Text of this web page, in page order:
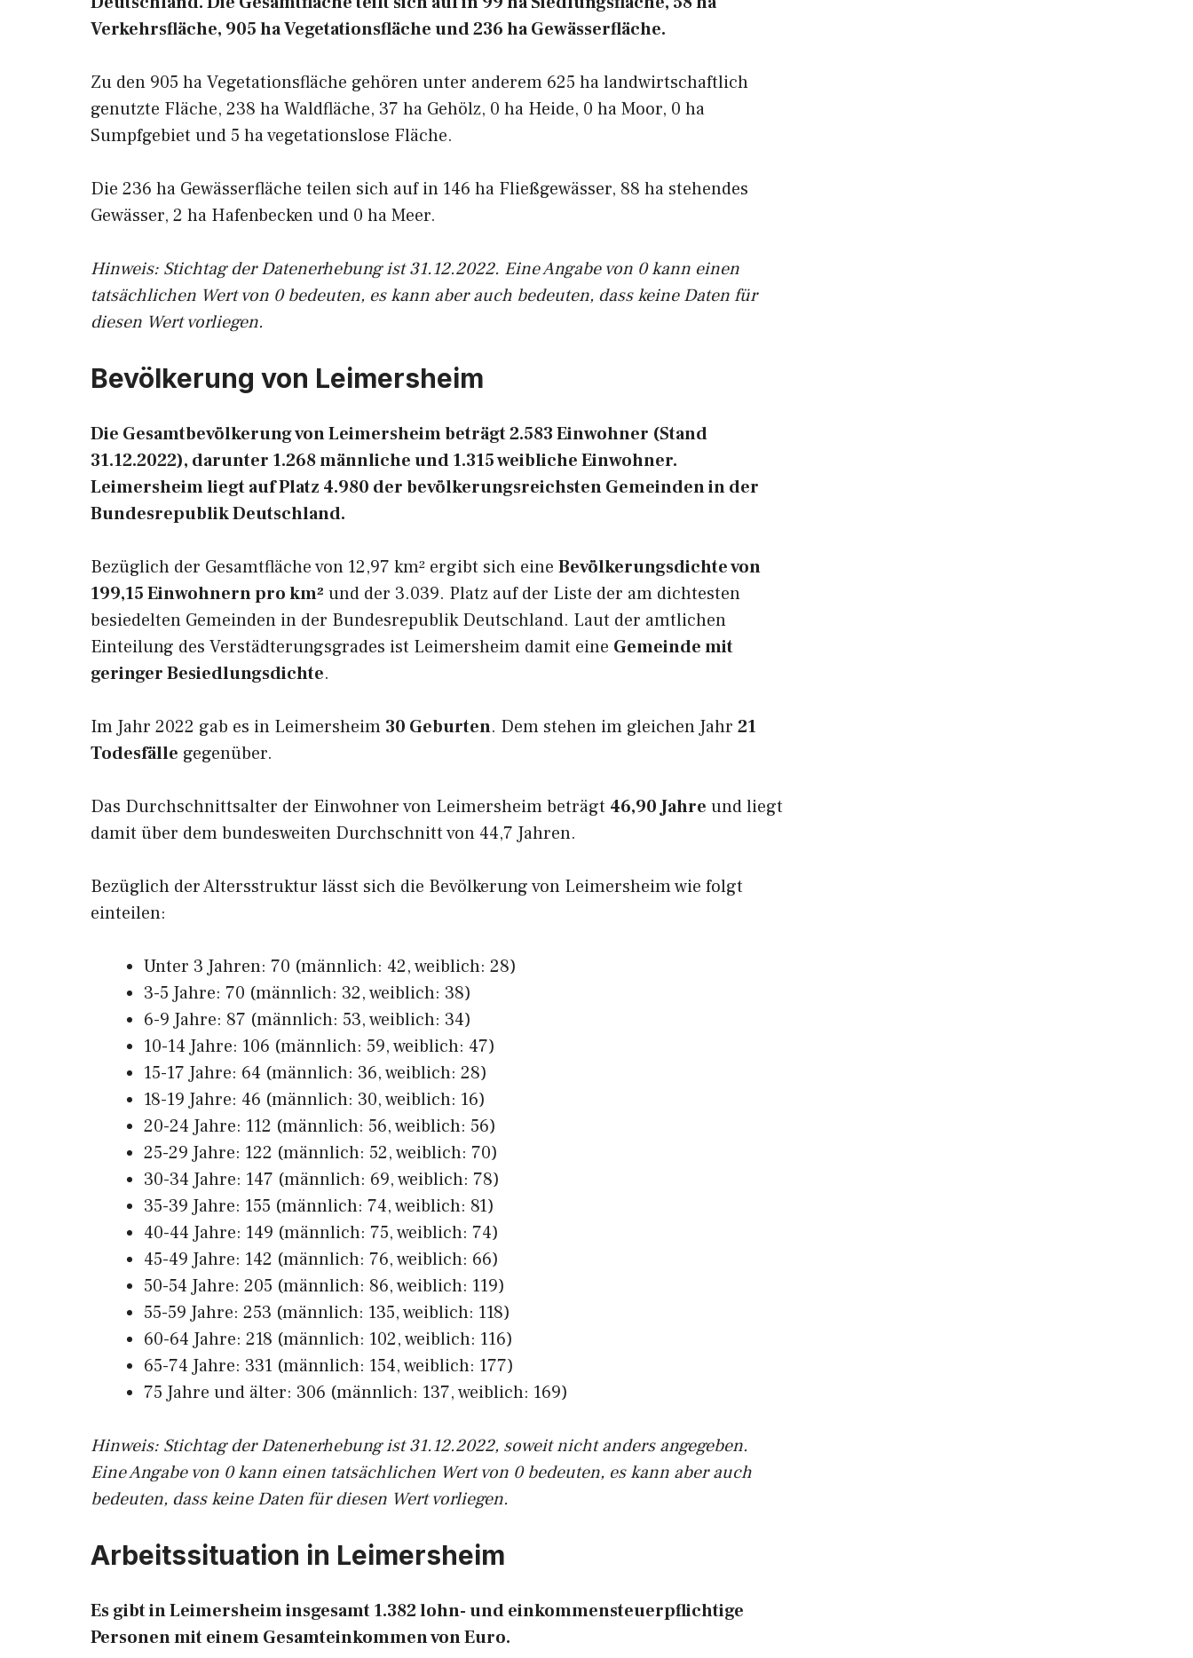
Verkehrsfläche, 905 ha Vegetationsfläche und 236 ha Gewässerfläche.
Zu den 905 ha Vegetationsfläche gehören unter anderem 625 ha landwirtschaftlich
genutzte Fläche, 238 ha Waldfläche, 37 ha Gehölz, 0 ha Heide, 0 ha Moor, 0 ha
Sumpfgebiet und 5 ha vegetationslose Fläche.
Die 236 ha Gewässerfläche teilen sich auf in 146 ha Fließgewässer, 88 ha stehendes
Gewässer, 2 ha Hafenbecken und 0 ha Meer.
Hinweis: Stichtag der Datenerhebung ist 31.12.2022. Eine Angabe von 0 kann einen
tatsächlichen Wert von 0 bedeuten, es kann aber auch bedeuten, dass keine Daten für
diesen Wert vorliegen.
Bevölkerung von Leimersheim
Die Gesamtbevölkerung von Leimersheim beträgt 2.583 Einwohner (Stand
31.12.2022), darunter 1.268 männliche und 1.315 weibliche Einwohner.
Leimersheim liegt auf Platz 4.980 der bevölkerungsreichsten Gemeinden in der
Bundesrepublik Deutschland.
Bezüglich der Gesamtfläche von 12,97 km² ergibt sich eine Bevölkerungsdichte von
199,15 Einwohnern pro km² und der 3.039. Platz auf der Liste der am dichtesten
besiedelten Gemeinden in der Bundesrepublik Deutschland. Laut der amtlichen
Einteilung des Verstädterungsgrades ist Leimersheim damit eine Gemeinde mit
geringer Besiedlungsdichte.
Im Jahr 2022 gab es in Leimersheim 30 Geburten. Dem stehen im gleichen Jahr 21
Todesfälle gegenüber.
Das Durchschnittsalter der Einwohner von Leimersheim beträgt 46,90 Jahre und liegt
damit über dem bundesweiten Durchschnitt von 44,7 Jahren.
Bezüglich der Altersstruktur lässt sich die Bevölkerung von Leimersheim wie folgt
einteilen:
Unter 3 Jahren: 70 (männlich: 42, weiblich: 28)
3-5 Jahre: 70 (männlich: 32, weiblich: 38)
6-9 Jahre: 87 (männlich: 53, weiblich: 34)
10-14 Jahre: 106 (männlich: 59, weiblich: 47)
15-17 Jahre: 64 (männlich: 36, weiblich: 28)
18-19 Jahre: 46 (männlich: 30, weiblich: 16)
20-24 Jahre: 112 (männlich: 56, weiblich: 56)
25-29 Jahre: 122 (männlich: 52, weiblich: 70)
30-34 Jahre: 147 (männlich: 69, weiblich: 78)
35-39 Jahre: 155 (männlich: 74, weiblich: 81)
40-44 Jahre: 149 (männlich: 75, weiblich: 74)
45-49 Jahre: 142 (männlich: 76, weiblich: 66)
50-54 Jahre: 205 (männlich: 86, weiblich: 119)
55-59 Jahre: 253 (männlich: 135, weiblich: 118)
60-64 Jahre: 218 (männlich: 102, weiblich: 116)
65-74 Jahre: 331 (männlich: 154, weiblich: 177)
75 Jahre und älter: 306 (männlich: 137, weiblich: 169)
Hinweis: Stichtag der Datenerhebung ist 31.12.2022, soweit nicht anders angegeben.
Eine Angabe von 0 kann einen tatsächlichen Wert von 0 bedeuten, es kann aber auch
bedeuten, dass keine Daten für diesen Wert vorliegen.
Arbeitssituation in Leimersheim
Es gibt in Leimersheim insgesamt 1.382 lohn- und einkommensteuerpflichtige
Personen mit einem Gesamteinkommen von Euro.